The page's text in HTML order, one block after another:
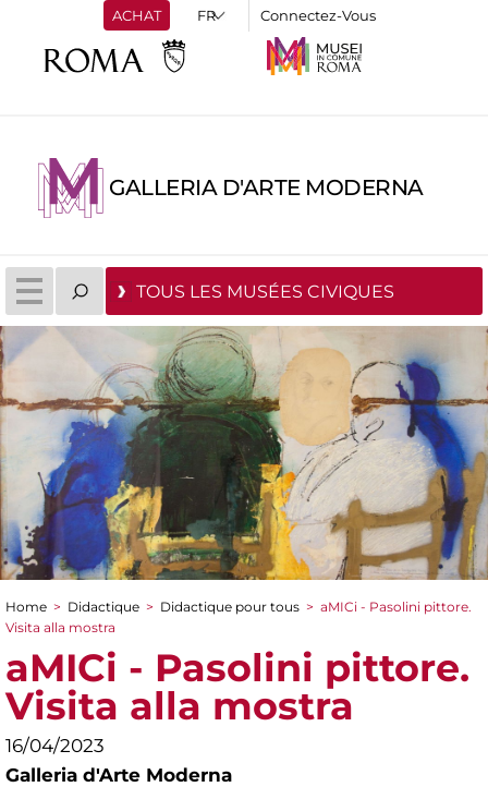
ACHAT Connectez-Vous
GALLERIA D'ARTE MODERNA
TOUS LES MUSÉES CIVIQUES
You are here
Home > Didactique > Didactique pour tous > aMICi - Pasolini pittore.
Visita alla mostra
aMICi - Pasolini pittore.
Visita alla mostra
16/04/2023
Galleria d'Arte Moderna